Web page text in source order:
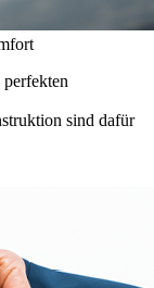
sind dafür